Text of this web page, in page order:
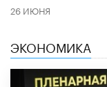
26 ИЮНЯ
ЭКОНОМИКА